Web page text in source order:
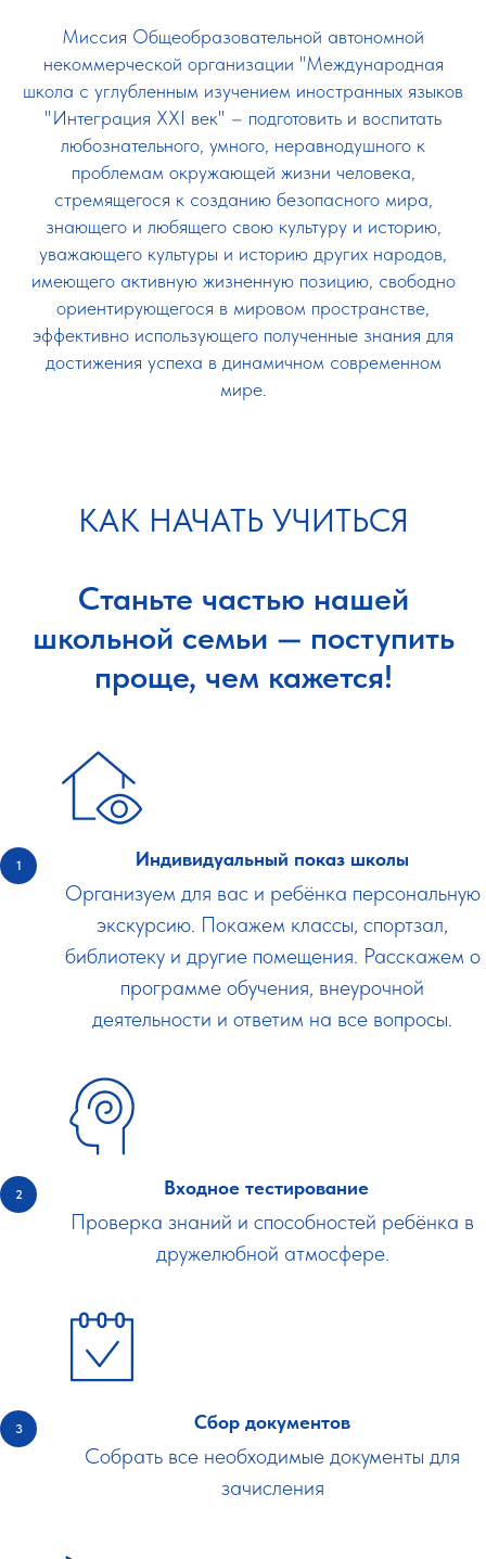
Миссия Общеобразовательной автономной
некоммерческой организации "Международная
школа с углубленным изучением иностранных языков
"Интеграция XXI век" – подготовить и воспитать
любознательного, умного, неравнодушного к
проблемам окружающей жизни человека,
стремящегося к созданию безопасного мира,
знающего и любящего свою культуру и историю,
уважающего культуры и историю других народов,
имеющего активную жизненную позицию, свободно
ориентирующегося в мировом пространстве,
эффективно использующего полученные знания для
достижения успеха в динамичном современном
мире.
КАК НАЧАТЬ УЧИТЬСЯ
Станьте частью нашей
школьной семьи — поступить
проще, чем кажется!
Индивидуальный показ школы
Организуем для вас и ребёнка персональную
экскурсию. Покажем классы, спортзал,
библиотеку и другие помещения. Расскажем о
программе обучения, внеурочной
деятельности и ответим на все вопросы.
Входное тестирование
Проверка знаний и способностей ребёнка в
дружелюбной атмосфере.
Сбор документов
Собрать все необходимые документы для
зачисления